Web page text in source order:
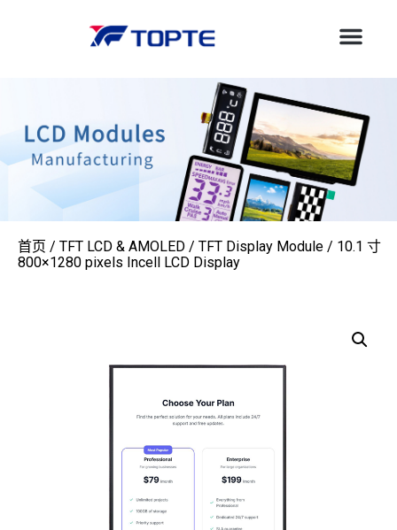
首页 / TFT LCD & AMOLED / TFT Display Module / 10.1 寸
800×1280 pixels Incell LCD Display